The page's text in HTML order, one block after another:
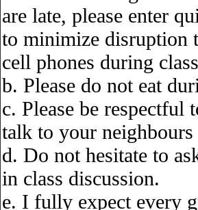
are late, please enter
to minimize disruption
cell phones during
b. Please do not eat
c. Please be respectful
talk to your
d. Do not hesitate to
in class discussion.
e. I fully expect every